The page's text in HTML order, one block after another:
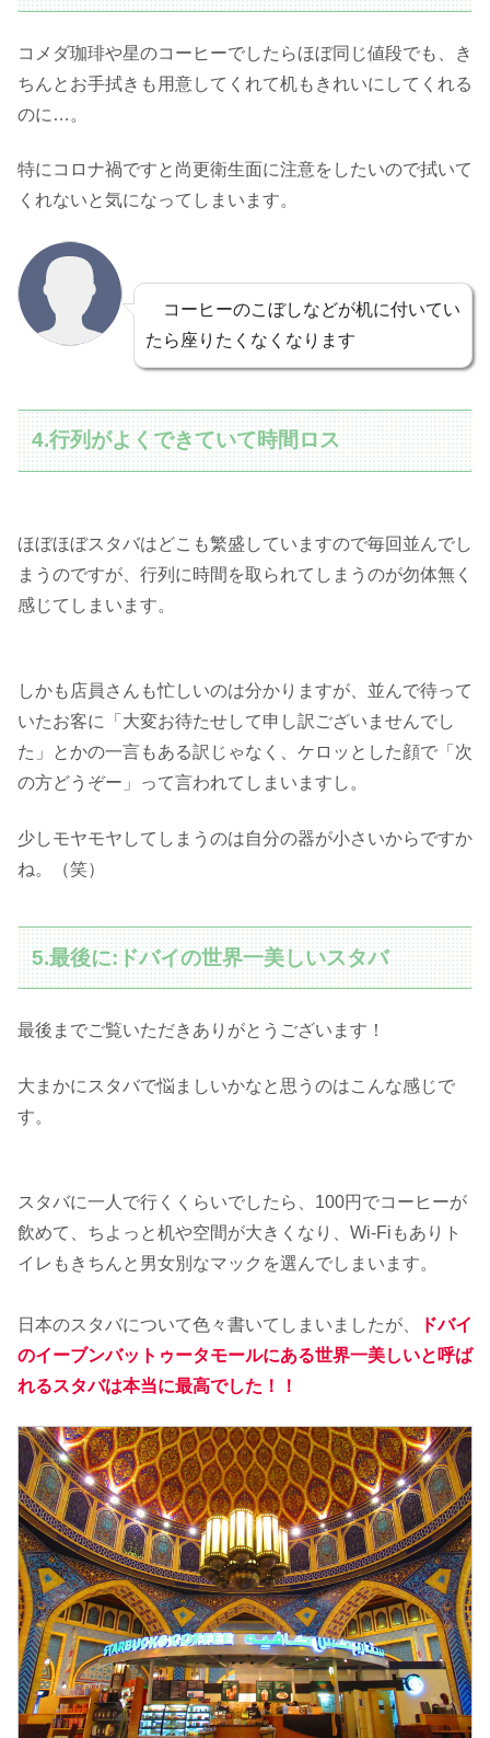
コメダ珈琲や星のコーヒーでしたらほぼ同じ値段でも、き
ちんとお手拭きも用意してくれて机もきれいにしてくれる
のに…。
特にコロナ禍ですと尚更衛生面に注意をしたいので拭いて
くれないと気になってしまいます。
コーヒーのこぼしなどが机に付いてい
たら座りたくなくなります
4.行列がよくできていて時間ロス
ほぼほぼスタバはどこも繁盛していますので毎回並んでし
まうのですが、行列に時間を取られてしまうのが勿体無く
感じてしまいます。
しかも店員さんも忙しいのは分かりますが、並んで待って
いたお客に「大変お待たせして申し訳ございませんでし
た」とかの一言もある訳じゃなく、ケロッとした顔で「次
の方どうぞー」って言われてしまいますし。
少しモヤモヤしてしまうのは自分の器が小さいからですか
ね。（笑）
5.最後に:ドバイの世界一美しいスタバ
最後までご覧いただきありがとうございます！
大まかにスタバで悩ましいかなと思うのはこんな感じで
す。
スタバに一人で行くくらいでしたら、100円でコーヒーが
飲めて、ちよっと机や空間が大きくなり、Wi-Fiもありト
イレもきちんと男女別なマックを選んでしまいます。
日本のスタバについて色々書いてしまいましたが、
ドバイ
のイーブンバットゥータモールにある世界一美しいと呼ば
れるスタバは本当に最高でした！！